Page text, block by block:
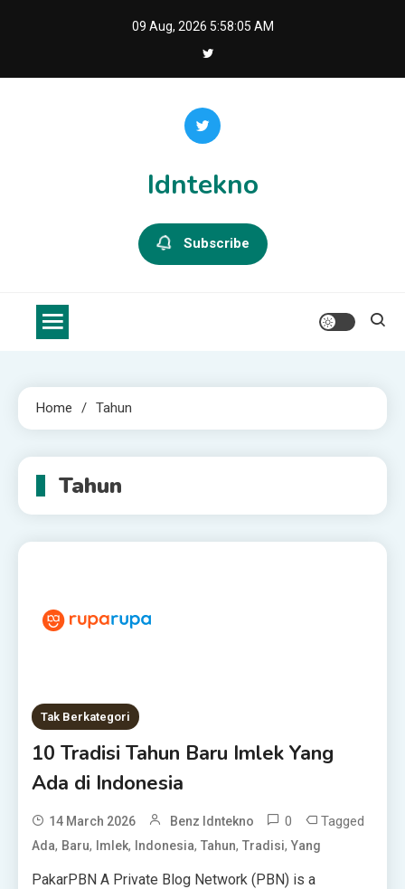
09 Aug, 2026 5:58:06 AM
Idntekno
Subscribe
Home Tahun
Tahun
Tak Berkategori
10 Tradisi Tahun Baru Imlek Yang
Ada di Indonesia
14 March 2026 Benz Idntekno 0 Tagged
Ada, Baru, Imlek, Indonesia,Tahun,Tradisi,Yang
PakarPBN A Private Blog Network (PBN) is a